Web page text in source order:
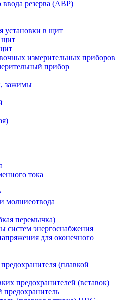
ввода резерва (АВР)
установки в щит
щит
измерительных приборов
прибор
зажимы
тока
молниеотвода
перемычка)
систем энергоснабжения
для оконечного
(плавкой
предохранителей (вставок)